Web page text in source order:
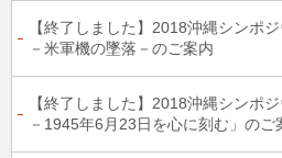
【終了しました】2018沖縄シンポ
－米軍機の墜落－のご案内
【終了しました】2018沖縄シンポ
－1945年6月23日を心に刻む」のご